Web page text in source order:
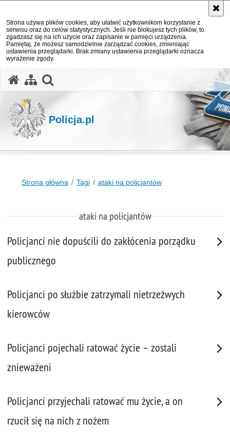
Strona używa plików cookies, aby ułatwić użytkownikom korzystanie z
serwisu oraz do celów statystycznych. Jeśli nie blokujesz tych plików, to
zgadzasz się na ich użycie oraz zapisanie w pamięci urządzenia.
Pamiętaj, że możesz samodzielnie zarządzać cookies, zmieniając
ustawienia przeglądarki. Brak zmiany ustawienia przeglądarki oznacza
wyrażenie zgody.
Policja.pl
Strona główna Tagi ataki na policjantów
ataki na policjantów
Policjanci nie dopuścili do zakłócenia porządku
publicznego
Policjanci po służbie zatrzymali nietrzeźwych
kierowców
Policjanci pojechali ratować życie – zostali
znieważeni
Policjanci przyjechali ratować mu życie, a on
rzucił się na nich z nożem